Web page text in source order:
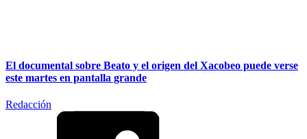
El documental sobre Beato y el origen del Xacobeo puede verse
este martes en pantalla grande
Redacción